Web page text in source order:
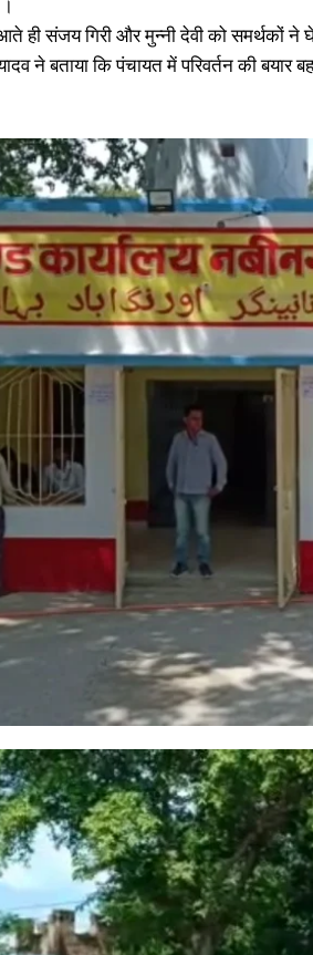
ही संजय गिरी और मुन्नी देवी को समर्थकों
ने बताया कि पंचायत में परिवर्तन की बयार